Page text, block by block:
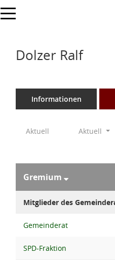
Toggle navigation
Dolzer Ralf
Informationen
Aktuell Aktuell
Gremium
Mitglieder des
Gemeinderat
SPD-Fraktion